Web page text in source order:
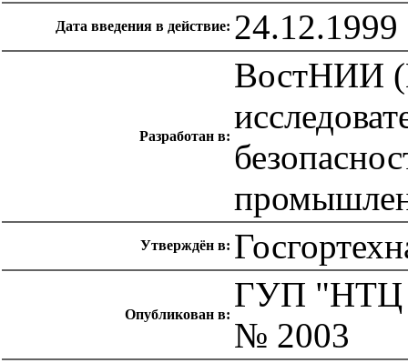
Дата введения в действие: 24.12.1999
Разработан в:
ВостНИИ
Утверждён в:
Опубликован в:
ГУП "НТЦ
№ 2003